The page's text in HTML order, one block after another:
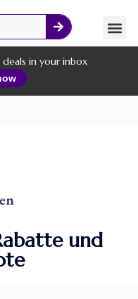
in your inbox
und